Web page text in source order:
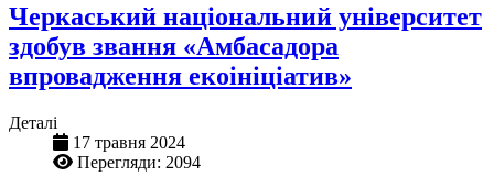
Черкаський національний університет
здобув звання «Амбасадора
впровадження екоініціатив»
Деталі
17 травня 2024
Перегляди: 2094